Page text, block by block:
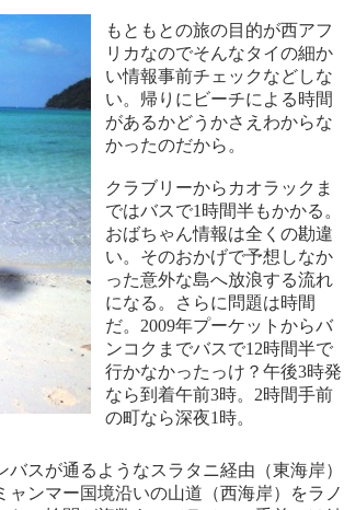
もともとの旅の目的が西アフ
リカなのでそんなタイの細か
い情報事前チェックなどしな
い。帰りにビーチによる時間
があるかどうかさえわからな
かったのだから。
クラブリーからカオラックま
ではバスで1時間半もかかる。
おばちゃん情報は全くの勘違
い。そのおかげで予想しなか
った意外な島へ放浪する流れ
になる。さらに問題は時間
だ。2009年プーケットからバ
ンコクまでバスで12時間半で
行かなかったっけ？午後3時発
なら到着午前3時。2時間手前
の町なら深夜1時。
スが通るようなスラタニ経由（東海岸）
ンマー国境沿いの山道（西海岸）をラノ